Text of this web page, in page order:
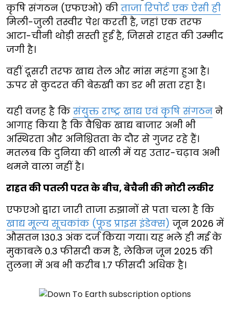
कृषि संगठन (एफएओ) की ताजा रिपोर्ट एक ऐसी ही
मिली-जुली तस्वीर पेश करती है, जहां एक तरफ
आटा-चीनी थोड़ी सस्ती हुई है, जिससे राहत की उम्मीद
जगी है।
वहीं दूसरी तरफ खाद्य तेल और मांस महंगा हुआ है।
ऊपर से कुदरत की बेरुखी का डर भी सता रहा है।
यही वजह है कि संयुक्त राष्ट्र खाद्य एवं कृषि संगठन ने
आगाह किया है कि वैश्विक खाद्य बाजार अभी भी
अस्थिरता और अनिश्चितता के दौर से गुजर रहे हैं।
मतलब कि दुनिया की थाली में यह उतार-चढ़ाव अभी
थमने वाला नहीं है।
राहत की पतली परत के बीच, बेचैनी की मोटी लकीर
एफएओ द्वारा जारी ताजा रुझानों से पता चला है कि
खाद्य मूल्य सूचकांक (फूड प्राइस इंडेक्स) जून 2026 में
औसतन 130.3 अंक दर्ज किया गया। यह भले ही मई के
मुकाबले 0.3 फीसदी कम है, लेकिन जून 2025 की
तुलना में अब भी करीब 1.7 फीसदी अधिक है।